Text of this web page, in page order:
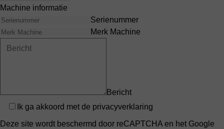
Machine informatie
Serienummer
Merk Machine
Bericht
Privacy
Ik ga akkoord met de privacyverklaring
Deze site wordt beschermd door reCAPTCHA en het Google